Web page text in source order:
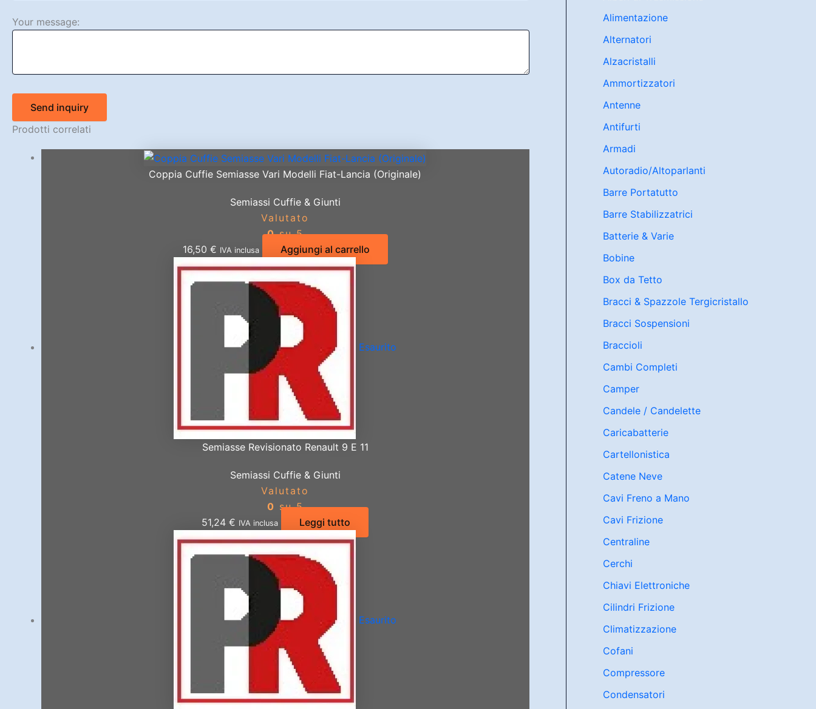
Your message:
Send inquiry
Prodotti correlati
Coppia Cuffie Semiasse Vari Modelli Fiat-Lancia (Originale)
Semiassi Cuffie & Giunti
Valutato
0su 5
16,50 € IVA inclusa Aggiungi al carrello
Esaurito
Semiasse Revisionato Renault 9 E 11
Semiassi Cuffie & Giunti
Valutato
0 su 5
51,24€ IVA inclusa Leggi tutto
Esaurito
Alimentazione
Alternatori
Alzacristalli
Ammortizzatori
Antenne
Antifurti
Armadi
Autoradio/Altoparlanti
Barre Portatutto
Barre Stabilizzatrici
Batterie & Varie
Bobine
Box da Tetto
Bracci & Spazzole Tergicristallo
Bracci Sospensioni
Braccioli
Cambi Completi
Camper
Candele / Candelette
Caricabatterie
Cartellonistica
Catene Neve
Cavi Freno a Mano
Cavi Frizione
Centraline
Cerchi
Chiavi Elettroniche
Cilindri Frizione
Climatizzazione
Cofani
Compressore
Condensatori